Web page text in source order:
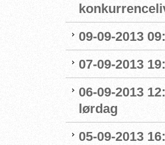
09-09-2013
07-09-2013
06-09-2013
lørdag
05-09-2013